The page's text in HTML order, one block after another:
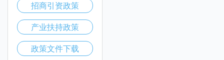
招商引资政策
产业扶持政策
政策文件下载